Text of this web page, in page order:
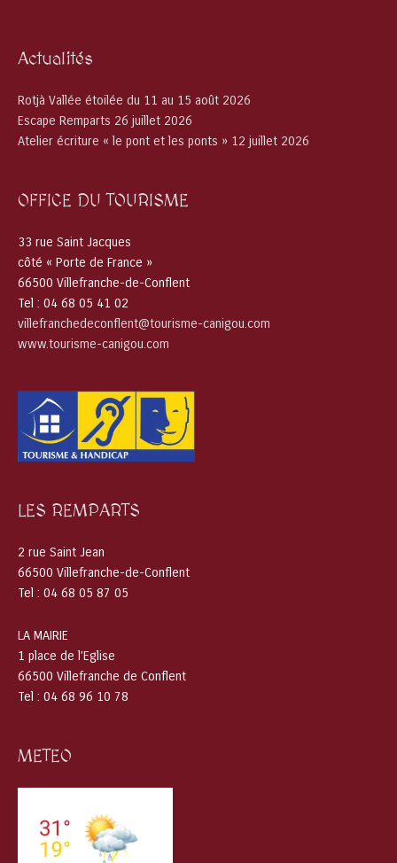
Actualités
Rotjà Vallée étoilée du 11 au 15 août 2026
Escape Remparts 26 juillet 2026
Atelier écriture « le pont et les ponts » 12 juillet 2026
OFFICE DU TOURISME
33 rue Saint Jacques
côté « Porte de France »
66500 Villefranche-de-Conflent
Tel : 04 68 05 41 02
villefranchedeconflent@tourisme-canigou.com
www.tourisme-canigou.com
LES REMPARTS
2 rue Saint Jean
66500 Villefranche-de-Conflent
Tel : 04 68 05 87 05
LA MAIRIE
1 place de l’Eglise
66500 Villefranche de Conflent
Tel : 04 68 96 10 78
METEO